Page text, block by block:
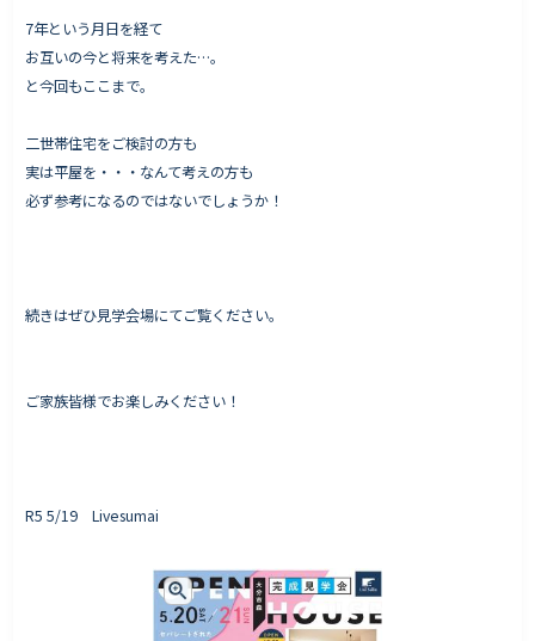
会社情報
代表挨拶
会社概要
Staff ブログ&News
7年という月日を経て
お互いの今と将来を考えた…。
と今回もここまで。
二世帯住宅をご検討の方も
実は平屋を・・・なんて考えの方も
必ず参考になるのではないでしょうか！
続きはぜひ見学会場にてご覧ください。
ご家族皆様でお楽しみください！
R5 5/19 Livesumai